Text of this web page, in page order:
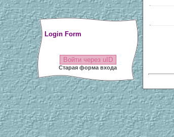
Login Form
Войти через uID
Старая форма входа